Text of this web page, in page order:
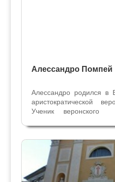
Алессандро Помпей
Алессандро родился в
аристократической
Ученик веронского
живописца, но
архитектор. Глубоко
архитектуру Микеле...
Скрытая Верона
Улицы и